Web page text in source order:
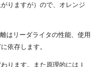
りますが）ので、オレンジ
はリーダライタの性能、使用
依存します。
ります。また原理的にはＩ